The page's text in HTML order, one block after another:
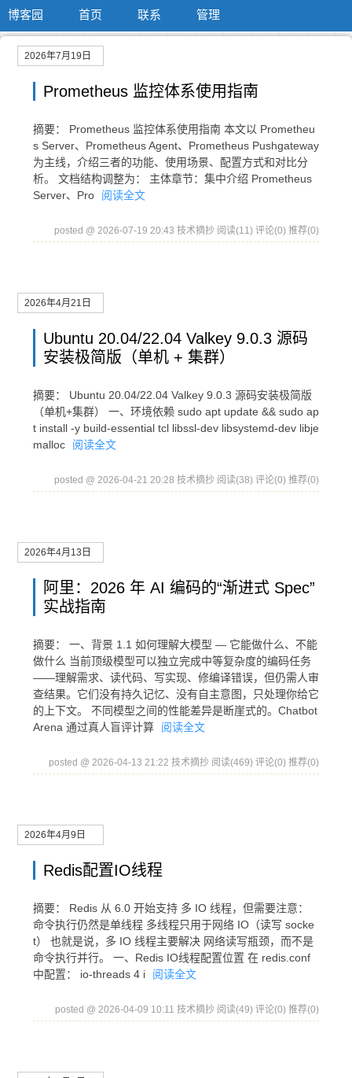
博客园 首页 联系 管理
2026年7月19日
Prometheus 监控体系使用指南
摘要： Prometheus 监控体系使用指南 本文以 Prometheu
s Server、Prometheus Agent、Prometheus Pushgateway
为主线，介绍三者的功能、使用场景、配置方式和对比分
析。 文档结构调整为： 主体章节：集中介绍 Prometheus
Server、Pro
阅读全文
posted @ 2026-07-19 20:43 技术摘抄 阅读(11) 评论(0) 推荐(0)
2026年4月21日
Ubuntu 20.04/22.04 Valkey 9.0.3 源码
安装极简版（单机 + 集群）
摘要： Ubuntu 20.04/22.04 Valkey 9.0.3 源码安装极简版
（单机+集群） 一、环境依赖 sudo apt update && sudo ap
t install -y build-essential tcl libssl-dev libsystemd-dev libje
malloc
阅读全文
posted @ 2026-04-21 20:28 技术摘抄 阅读(38) 评论(0) 推荐(0)
2026年4月13日
阿里：2026 年 AI 编码的“渐进式 Spec”
实战指南
摘要： 一、背景 1.1 如何理解大模型 — 它能做什么、不能
做什么 当前顶级模型可以独立完成中等复杂度的编码任务
——理解需求、读代码、写实现、修编译错误，但仍需人审
查结果。它们没有持久记忆、没有自主意图，只处理你给它
的上下文。 不同模型之间的性能差异是断崖式的。Chatbot
Arena 通过真人盲评计算
阅读全文
posted @ 2026-04-13 21:22 技术摘抄 阅读(469) 评论(0) 推荐(0)
2026年4月9日
Redis配置IO线程
摘要： Redis 从 6.0 开始支持 多 IO 线程，但需要注意：
命令执行仍然是单线程 多线程只用于网络 IO（读写 socke
t） 也就是说，多 IO 线程主要解决 网络读写瓶颈，而不是
命令执行并行。 一、Redis IO线程配置位置 在 redis.conf
中配置： io-threads 4 i
阅读全文
posted @ 2026-04-09 10:11 技术摘抄 阅读(49) 评论(0) 推荐(0)